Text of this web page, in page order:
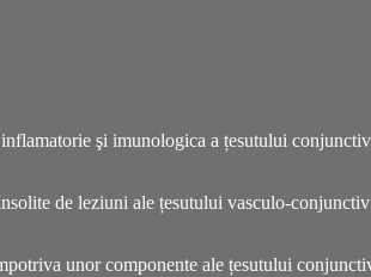
şi imunologica a țesutului conjunctiv
de leziuni ale țesutului vasculo-
unor componente ale țesutului